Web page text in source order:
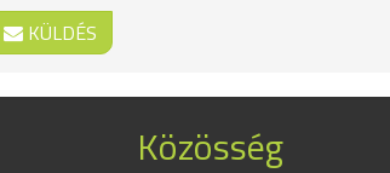
KÜLDÉS
Közösség